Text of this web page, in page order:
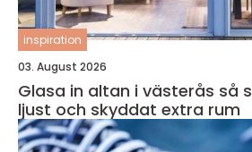
inspiration
03. August 2026
Glasa in altan i västerås så skapar du ett
ljust och skyddat extra rum